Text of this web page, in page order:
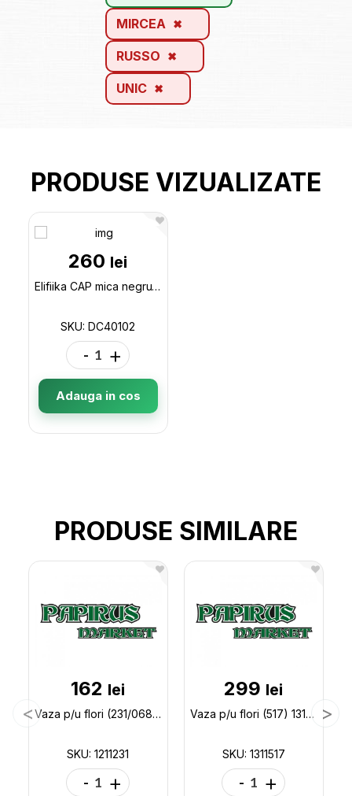
MIRCEA
RUSSO
UNIC
PRODUSE VIZUALIZATE
260 lei
Elifiika CAP mica negru+aur G DC40102
SKU: DC40102
- +
Adauga in cos
PRODUSE SIMILARE
162 lei
Vaza p/u flori (231/068) 1211231
SKU: 1211231
- +
299 lei
Vaza p/u flori (517) 1311517
SKU: 1311517
- +